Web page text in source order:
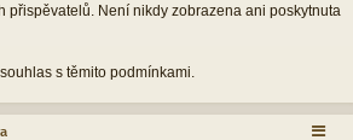
přispěvatelů. Není nikdy zobrazena ani poskytnuta
s těmito podmínkami.